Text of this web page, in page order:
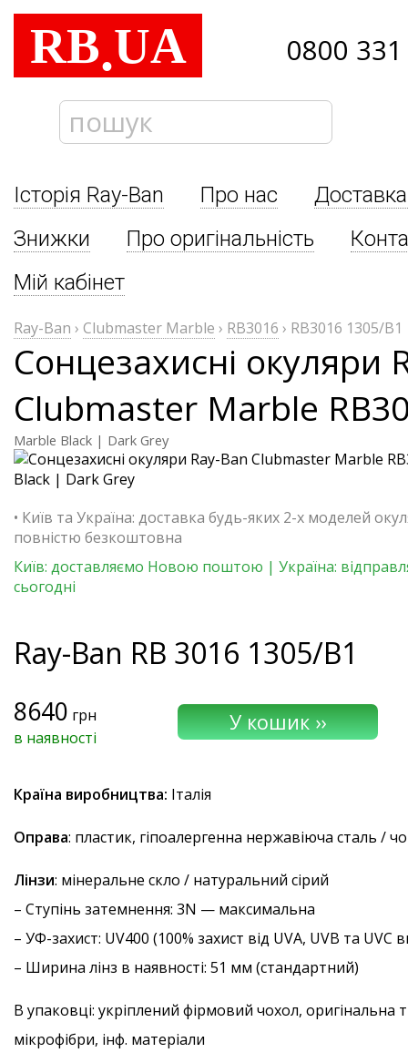
RB.UA 0800
Історія Ray-Ban Про нас
Знижки
Про оригінальність
Мій кабінет
Ray-Ban › Clubmaster Marble › RB3016 › RB3016 1305/B1
Сонцезахисні окуляри
Clubmaster Marble
Marble Black | Dark Grey
• Київ та Україна: доставка будь-яких 2-х моделей
повністю безкоштовна
Київ: доставляємо Новою поштою | Україна:
сьогодні
Ray-Ban RB 3016 1305/B1
8640 грн
в наявності
Країна виробництва: Італія
Оправа: пластик, гіпоалергенна нержавіюча сталь /
Лінзи: мінеральне скло / натуральний сірий
– Ступінь затемнення: 3N — максимальна
– УФ-захист: UV400 (100% захист від UVA, UVB та
– Ширина лінз в наявності: 51 мм (стандартний)
В упаковці: укріплений фірмовий чохол, оригінальна
мікрофібри, інф. матеріали